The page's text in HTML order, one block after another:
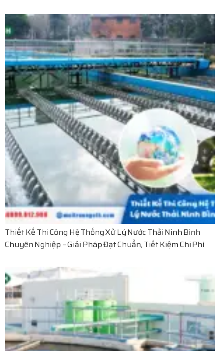
Thiết Kế Thi Công Hệ Thống Xử Lý Nước Thải Ninh Bình
Chuyên Nghiệp – Giải Pháp Đạt Chuẩn, Tiết Kiệm Chi Phí